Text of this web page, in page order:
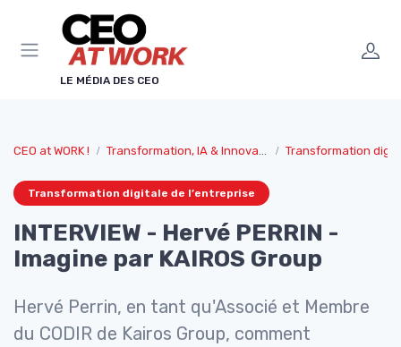
LE MÉDIA DES CEO
CEO at WORK ! Transformation, IA & Innovation Transformation
Transformation digitale de l’entreprise
INTERVIEW - Hervé PERRIN -
Imagine par KAIROS Group
Hervé Perrin, en tant qu'Associé et Membre
du CODIR de Kairos Group, comment
Panneau de gestion des cookies